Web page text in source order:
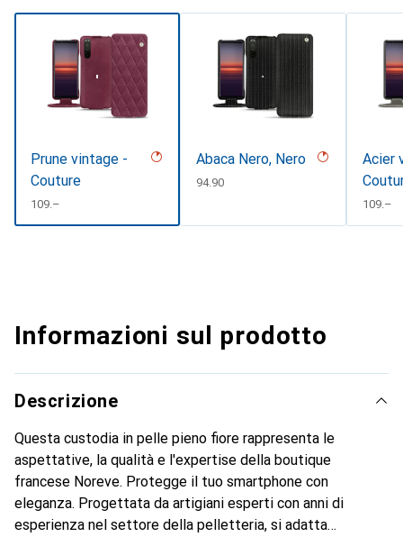
Prune vintage -
Couture
CHF
109.–
Abaca Nero, Nero
CHF
94.90
Acier
CHF
109.–
Informazioni sul prodotto
Descrizione
Questa custodia in pelle pieno fiore rappresenta le
aspettative, la qualità e l'expertise della boutique
francese Noreve. Protegge il tuo smartphone con
eleganza. Progettata da artigiani esperti con anni di
esperienza nel settore della pelletteria, si adatta